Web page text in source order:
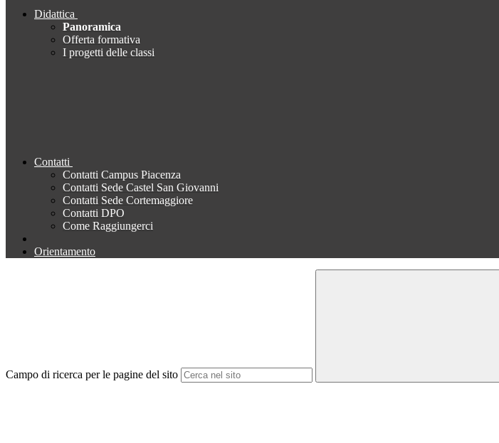
Didattica
Panoramica
Offerta formativa
I progetti delle classi
Contatti
Contatti Campus Piacenza
Contatti Sede Castel San Giovanni
Contatti Sede Cortemaggiore
Contatti DPO
Come Raggiungerci
Orientamento
Campo di ricerca per le pagine del sito